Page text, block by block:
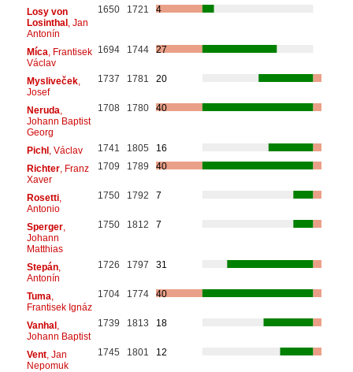
Losy von
Losinthal, Jan
Antonín
1650 1721 4
Míca , Frantisek
Václav
1694 1744 27
Mysliveček,
Josef
1737 1781 20
Neruda
Johann Baptist
Georg
1708 1780 40
Pichl, Václav 1741 1805
16
Richter, Franz
Xaver
1709 1789 40
Rosetti,
Antonio
1750 1792 7
Sperger,
Johann
Matthias
1750 1812 7
Stepán,
Antonín
1726 1797 31
Tuma
Frantisek Ignáz
1704 1774 40
Vanhal,
Johann Baptist
1739 1813 18
Vent, Jan
Nepomuk
1745 1801 12